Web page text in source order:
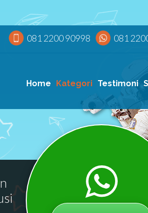
081 2200 90998 081
Home Kategori Testimoni